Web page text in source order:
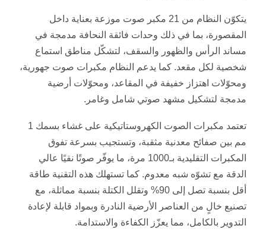
يتكوّن النظام من 21 مكبر صوت موزعة بعناية داخل
المقصورة، بما في ذلك وحدات فائقة النحافة مدمجة في
مساند الرأس والظهور والسقف، لتشكّل مناطق استماع
شخصية لكل مقعد. كما يدعم النظام مكبرات صوت جهورية،
ومحوّلات اهتزاز خفيفة في المقاعد، ومحوّلات أرضية
مدمجة لتشكيل مشهد صوتي شامل وغامر .
تعتمد مكبرات الصوت الكهروستاتيكية على غشاء بسمك 1
مم بين صفائح معدنية مثقبة، وتستجيب بسرعة تفوق
المكبرات التقليدية بـ1000 مرة، ما يوفّر صوتًا نقيًا عالي
الدقة مع تشوّه شبه معدوم. كما تستهلك هذه التقنية طاقة
أقل بنسبة تصل إلى 90% وتقلل الكتلة بنسبة مماثلة، مع
تصنيع خالٍ من العناصر الأرضية النادرة وبمواد قابلة لإعادة
التدوير بالكامل، مما يعزّز الكفاءة والاستدامة.